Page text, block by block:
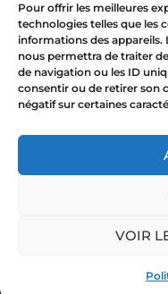
Pour offrir les meilleures
technologies telles que les
informations des appareils.
nous permettra de traiter
de navigation ou les ID
consentir ou de retirer son
négatif sur certaines
VOIR